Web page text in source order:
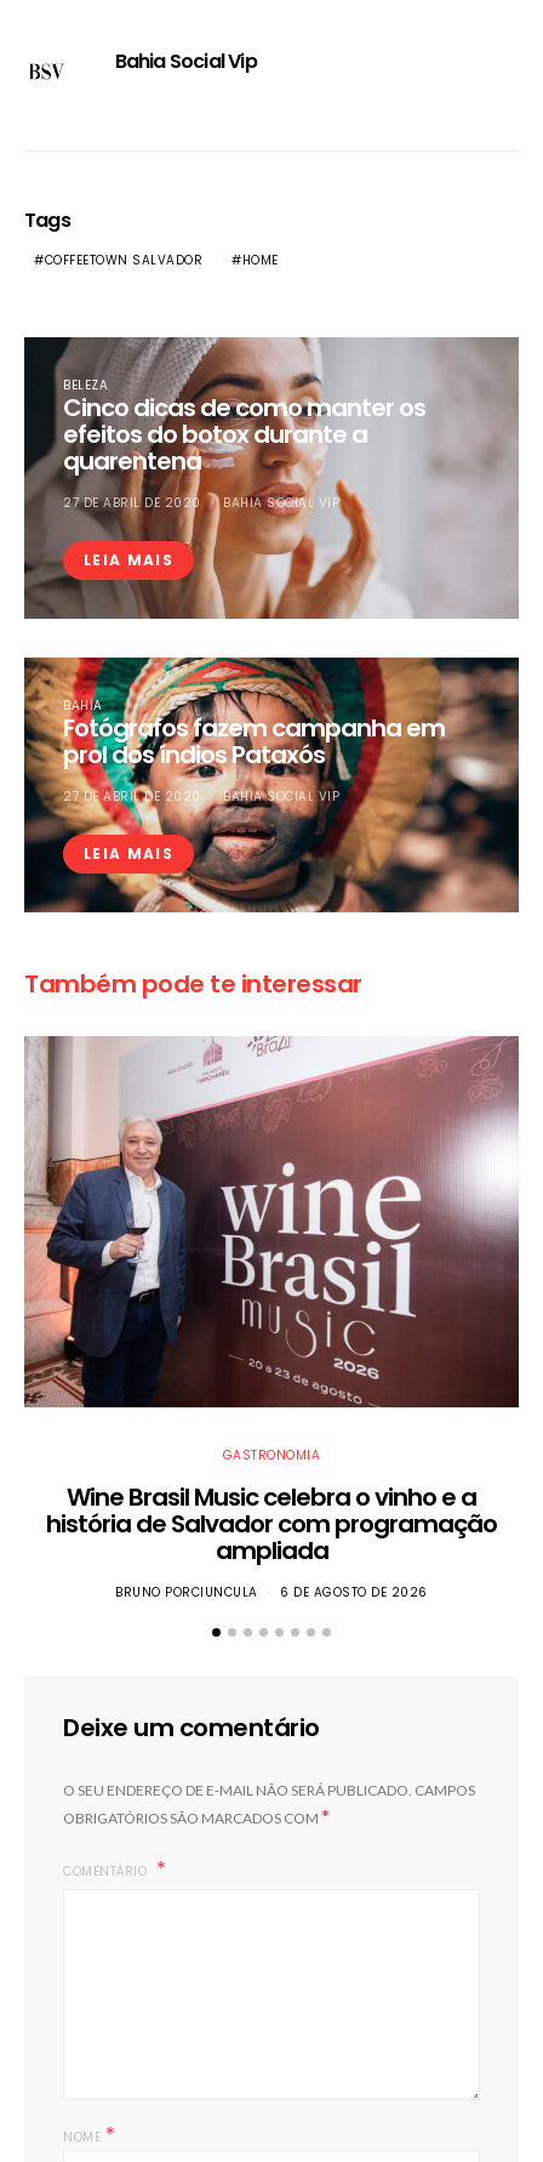
Bahia Social Vip
Tags
COFFEETOWN SALVADOR HOME
BELEZA
Cinco dicas de como manter os
efeitos do botox durante a
quarentena
27 DE ABRIL DE 2020 BAHIA SOCIAL VIP
LEIA MAIS
BAHIA
Fotógrafos fazem campanha em
prol dos índios Pataxós
27 DE ABRIL DE 2020 BAHIA SOCIAL VIP
LEIA MAIS
Também pode te interessar
GASTRONOMIA
Wine Brasil Music celebra o vinho e a
história de Salvador com programação
ampliada
BRUNO PORCIUNCULA 6 DE AGOSTO DE 2026
Deixe um comentário
O SEU ENDEREÇO DE E-MAIL NÃO SERÁ PUBLICADO. CAMPOS
OBRIGATÓRIOS SÃO MARCADOS COM *
COMENTÁRIO
NOME *